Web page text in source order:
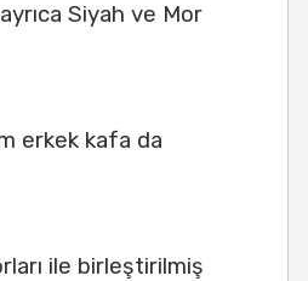
Siyah ve Mor
erkek kafa da
ile birleştirilmiş